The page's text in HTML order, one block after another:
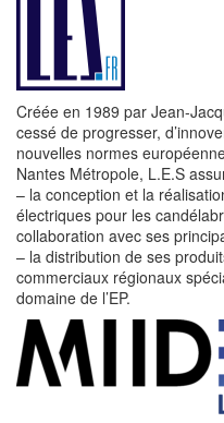
Créée en 1989 par Jean-
cessé de progresser,
nouvelles normes
Nantes Métropole, L.E.S
– la conception et la
électriques pour les
collaboration avec ses
– la distribution de ses
commerciaux régionaux
domaine de l’EP.